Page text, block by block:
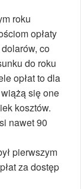
roku
opłaty
co
do roku
opłat to dla
się one
kosztów.
nawet 90
pierwszym
za dostęp